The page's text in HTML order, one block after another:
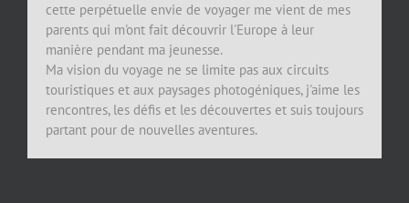
cette perpétuelle envie de voyager me vient de mes
parents qui m'ont fait découvrir l'Europe à leur
manière pendant ma jeunesse.
Ma vision du voyage ne se limite pas aux circuits
touristiques et aux paysages photogéniques, j'aime les
rencontres, les défis et les découvertes et suis toujours
partant pour de nouvelles aventures.